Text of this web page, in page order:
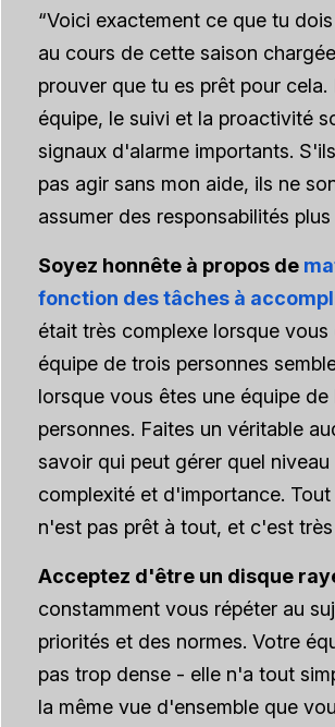
“Voici exactement ce que tu
au cours de cette saison
prouver que tu es prêt pour cela.
équipe, le suivi et la proactivité
signaux d'alarme importants.
pas agir sans mon aide, ils ne
assumer des responsabilités
Soyez honnête à propos de
fonction des tâches à
était très complexe lorsque vous
équipe de trois personnes
lorsque vous êtes une équipe de
personnes. Faites un véritable
savoir qui peut gérer quel niveau
complexité et d'importance.
n'est pas prêt à tout, et c'est très
Acceptez d'être un disque
constamment vous répéter au
priorités et des normes. Votre
pas trop dense - elle n'a tout
la même vue d'ensemble que